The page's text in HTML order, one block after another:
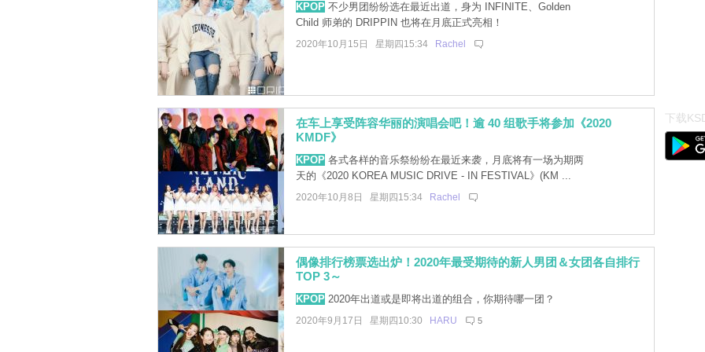
KPOP不少男团纷纷选在最近出道，身为 INFINITE、Golden
Child 师弟的 DRIPPIN 也将在月底正式亮相！
2020年10月15日 星期四15:34 Rachel
在车上享受阵容华丽的演唱会吧！逾 40 组歌手将参加《2020
KMDF》
KPOP各式各样的音乐祭纷纷在最近来袭，月底将有一场为期两
天的《2020 KOREA MUSIC DRIVE - IN FESTIVAL》(KM ...
2020年10月8日 星期四15:34 Rachel
偶像排行榜票选出炉！2020年最受期待的新人男团＆女团各自排行
TOP 3～
KPOP2020年出道或是即将出道的组合，你期待哪一团？
2020年9月17日 星期四10:30 HARU 5
下载